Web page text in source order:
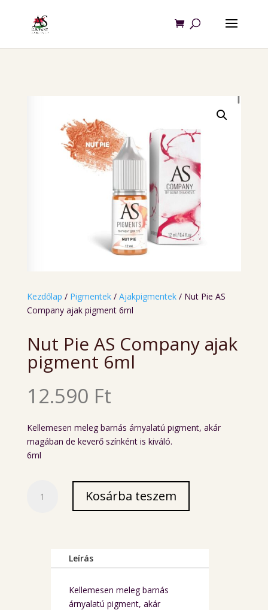
Kezdőlap / Pigmentek/ Ajakpigmentek/ Nut Pie AS
Company ajak pigment 6ml
Nut Pie AS Company ajak
pigment 6ml
12.590 Ft
Kellemesen meleg barnás árnyalatú pigment, akár
magában de keverő színként is kiváló.
6ml
Kosárba teszem
Leírás
Kellemesen meleg barnás
árnyalatú pigment, akár